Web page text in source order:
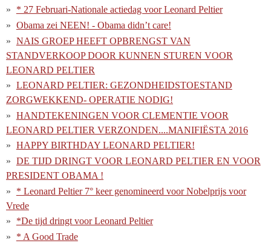
* 27 Februari-Nationale actiedag voor Leonard Peltier
Obama zei NEEN! - Obama didn’t care!
NAIS GROEP HEEFT OPBRENGST VAN
STANDVERKOOP DOOR KUNNEN STUREN VOOR
LEONARD PELTIER
LEONARD PELTIER: GEZONDHEIDSTOESTAND
ZORGWEKKEND- OPERATIE NODIG!
HANDTEKENINGEN VOOR CLEMENTIE VOOR
LEONARD PELTIER VERZONDEN....MANIFIËSTA 2016
HAPPY BIRTHDAY LEONARD PELTIER!
DE TIJD DRINGT VOOR LEONARD PELTIER EN VOOR
PRESIDENT OBAMA !
* Leonard Peltier 7° keer genomineerd voor Nobelprijs voor
Vrede
*De tijd dringt voor Leonard Peltier
* A Good Trade